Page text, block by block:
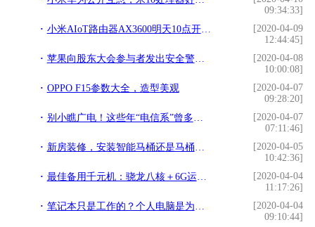
09:34:33]
小米AIoT路由器AX3600明天10点开售，售价599元
[2020-04-09
12:44:45]
苹果向股东大会参与者发出安全警告 iPhone销量中国受挫
[2020-04-08
10:00:08]
OPPO F15参数大全，造型美观
[2020-04-07
09:28:20]
别小瞧广电！这些年“电信系”曾多次败给“广电系”
[2020-04-07
07:11:46]
新房装修，安装智能马桶还是马桶盖？5个方面一对比，这种更合适
[2020-04-05
10:42:36]
最佳备用千元机：骁龙八核＋6G运存＋5000毫安
[2020-04-04
11:17:26]
笔记本只是工作的？个人电脑是为个人而生的！
[2020-04-04
09:10:44]